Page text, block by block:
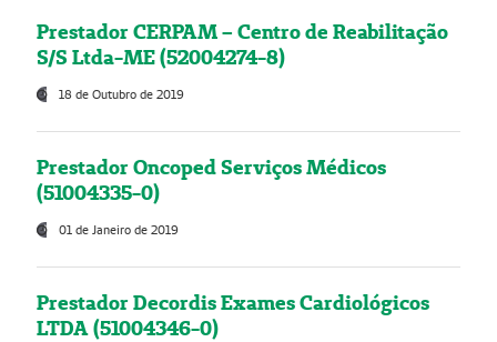
Prestador CERPAM – Centro de Reabilitação
S/S Ltda-ME (52004274-8)
18 de Outubro de 2019
Prestador Oncoped Serviços Médicos
(51004335-0)
01 de Janeiro de 2019
Prestador Decordis Exames Cardiológicos
LTDA (51004346-0)